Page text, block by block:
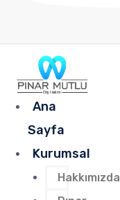
Ana
Sayfa
Kurumsal
Hakkımızda